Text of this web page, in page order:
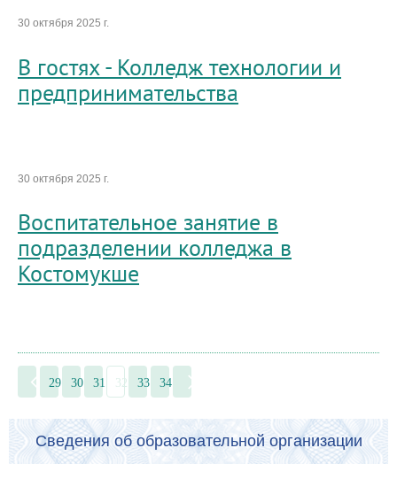
30 октября 2025 г.
В гостях - Колледж технологии и
предпринимательства
30 октября 2025 г.
Воспитательное занятие в
подразделении колледжа в
Костомукше
29 30 31 32 33 34
Сведения об образовательной организации